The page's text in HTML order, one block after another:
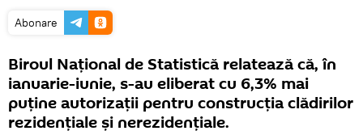
Abonare
Biroul Naţional de Statistică relatează că, în
ianuarie-iunie, s-au eliberat cu 6,3% mai
puţine autorizaţii pentru construcţia clădirilor
rezidenţiale şi nerezidenţiale.